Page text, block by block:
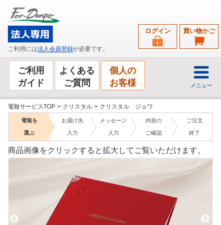
ご利用には法人会員登録が必要です。
買い物かご
ログイン
ご利用
ガイド
よくある
ご質問
個人の
お客様
メニュー
電報サービスTOP > クリスタル > クリスタル ジョワ
電報を
選ぶ
お届け先
入力
メッセージ
入力
内容の
ご確認
ご注文
終了
商品画像をクリックすると拡大してご覧いただけます。